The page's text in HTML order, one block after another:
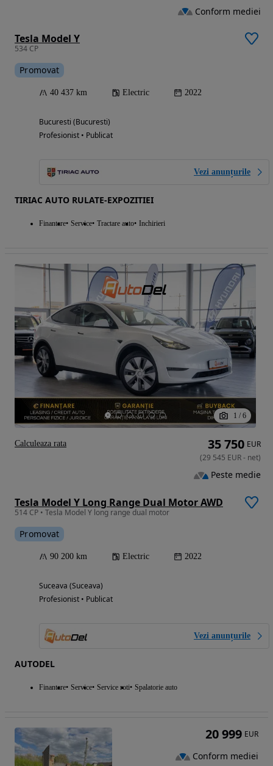
Tesla Model Y
534 CP
Promovat
40 437 km Electric 2022
Bucuresti (Bucuresti)
Profesionist • Publicat
Vezi anunțurile
TIRIAC AUTO RULATE-EXPOZITIEI
Finantare Service Tractare auto Inchirieri
Conform mediei
1 / 6
Tesla Model Y Long Range Dual Motor AWD
514 CP • Tesla Model Y long range dual motor
Promovat
90 200 km Electric 2022
Suceava (Suceava)
Profesionist • Publicat
Vezi anunțurile
AUTODEL
Finantare Service Service roti Spalatorie auto
35 750 EUR
(29 545 EUR- net)
Peste medie
Calculeaza rata
20 999 EUR
Conform mediei